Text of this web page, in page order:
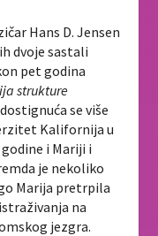
Hans D. Jensen
dvoje sastali
pet godina
strukture
se više
Kalifornija u
i Mariji i
je nekoliko
Marija pretrpila
na
jezgra.